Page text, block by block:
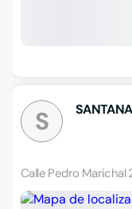
S
Calle Pedro Marichal